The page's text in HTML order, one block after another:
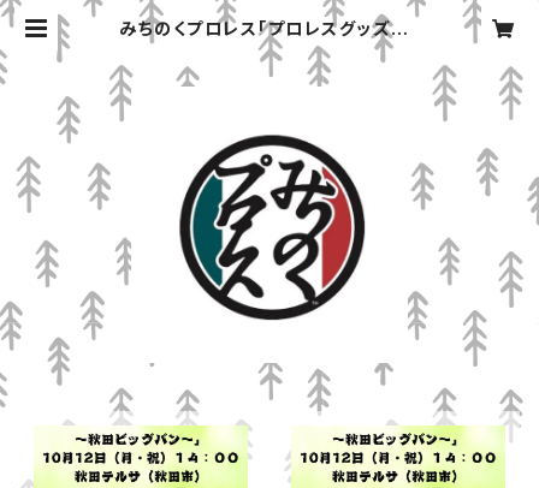
みちのくプロレス「プロレスグッズ屋」
オンラインショップ